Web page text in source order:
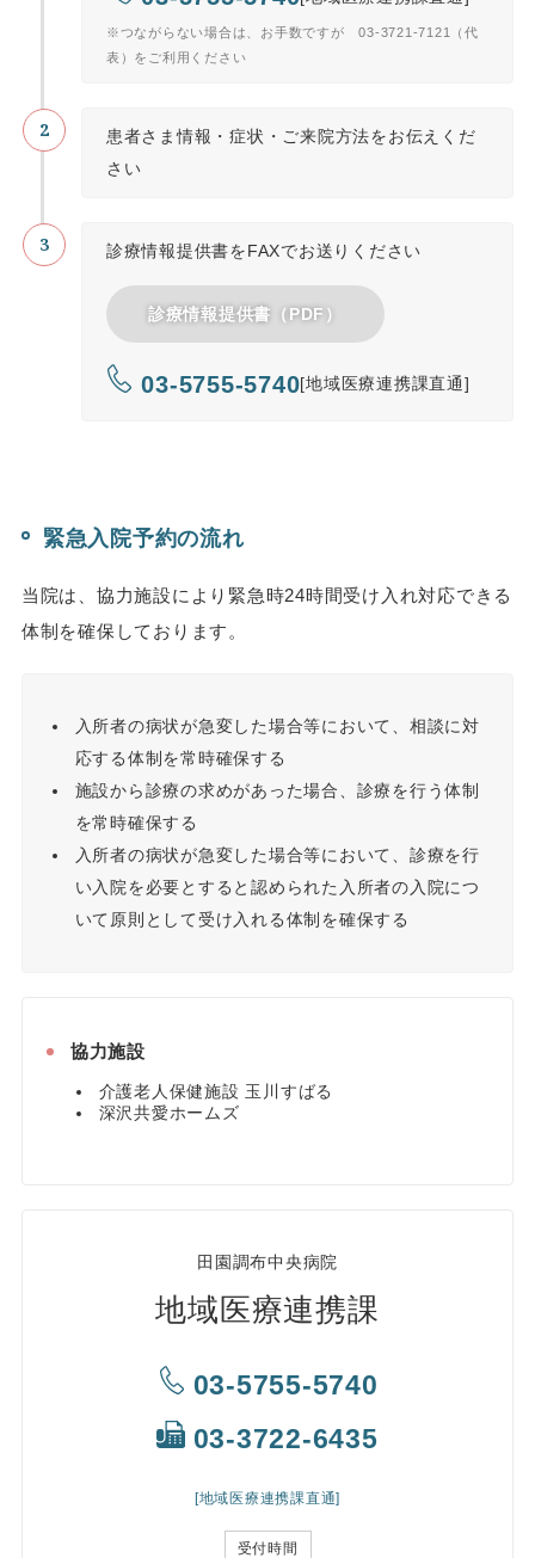
※つながらない場合は、お手数ですが 03-3721-7121（代
表）をご利用ください
患者さま情報・症状・ご来院方法をお伝えくだ
さい
診療情報提供書をFAXでお送りください
診療情報提供書（PDF）
03-5755-5740[地域医療連携課直通]
緊急入院予約の流れ
当院は、協力施設により緊急時24時間受け入れ対応できる
体制を確保しております。
入所者の病状が急変した場合等において、相談に対
応する体制を常時確保する
施設から診療の求めがあった場合、診療を行う体制
を常時確保する
入所者の病状が急変した場合等において、診療を行
い入院を必要とすると認められた入所者の入院につ
いて原則として受け入れる体制を確保する
協力施設
介護老人保健施設 玉川すばる
深沢共愛ホームズ
田園調布中央病院
地域医療連携課
03-5755-5740
03-3722-6435
[地域医療連携課直通]
受付時間